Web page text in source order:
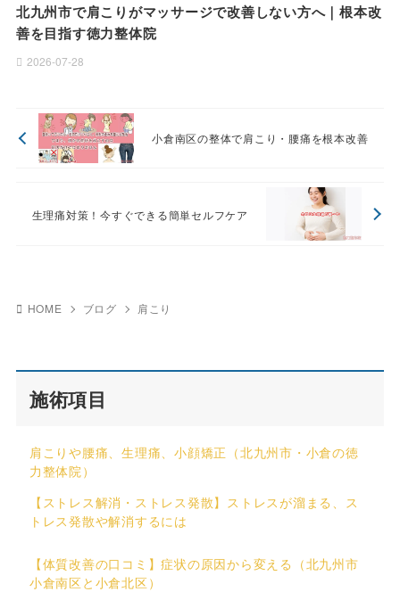
北九州市で肩こりがマッサージで改善しない方へ｜根本改
善を目指す徳力整体院
2026-07-28
小倉南区の整体で肩こり・腰痛を根本改善
生理痛対策！今すぐできる簡単セルフケア
HOME ブログ 肩こり
施術項目
肩こりや腰痛、生理痛、小顔矯正（北九州市・小倉の徳
力整体院）
【ストレス解消・ストレス発散】ストレスが溜まる、ス
トレス発散や解消するには
【体質改善の口コミ】症状の原因から変える（北九州市
小倉南区と小倉北区）